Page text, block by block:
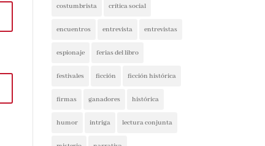
costumbrista crítica social
encuentros entrevista entrevistas
espionaje ferias del libro
festivales ficción ficción histórica
firmas ganadores histórica
humor intriga lectura conjunta